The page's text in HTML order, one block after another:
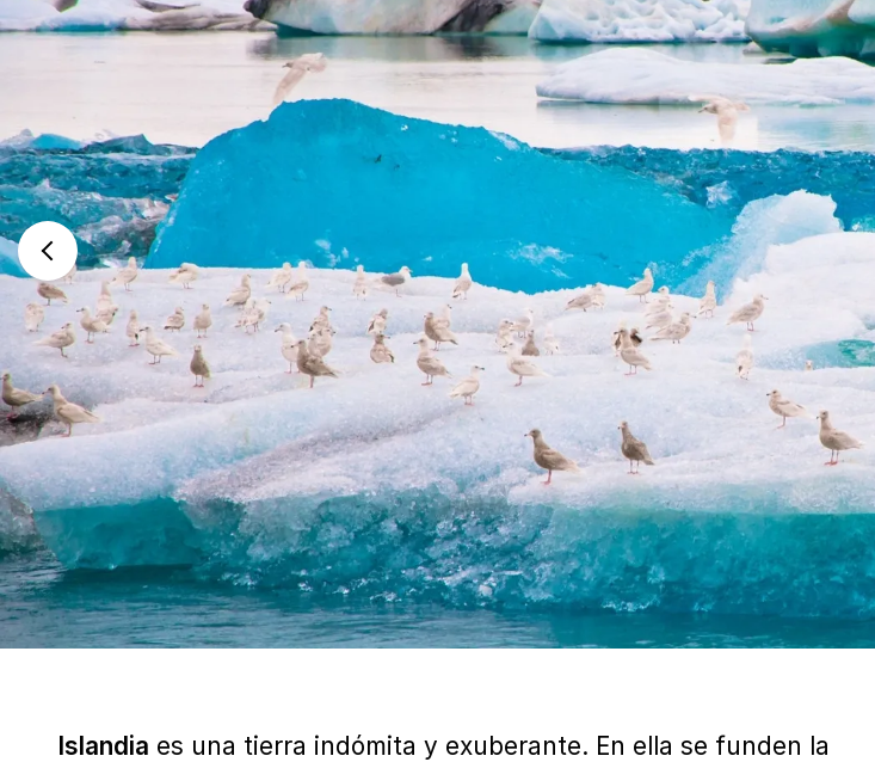
Islandia es una tierra indómita y exuberante. En ella se funden la